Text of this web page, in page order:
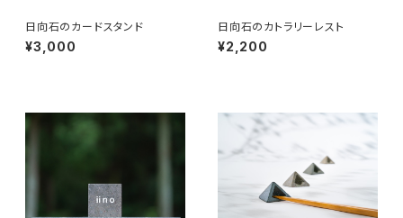
日向石のカードスタンド
¥3,000
日向石のカトラリーレスト
¥2,200